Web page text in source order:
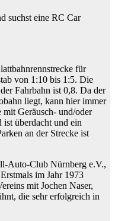
suchst eine RC Car
für
von 1:10 bis 1:5. Die
Fahrbahn ist 0,8. Da der
liegt, kann hier immer
mit Geräusch- und/oder
ist überdacht und ein
an der Strecke ist
Auto-Club Nürnberg e.V.,
im Jahr 1973
mit Jochen Naser,
die sehr erfolgreich in